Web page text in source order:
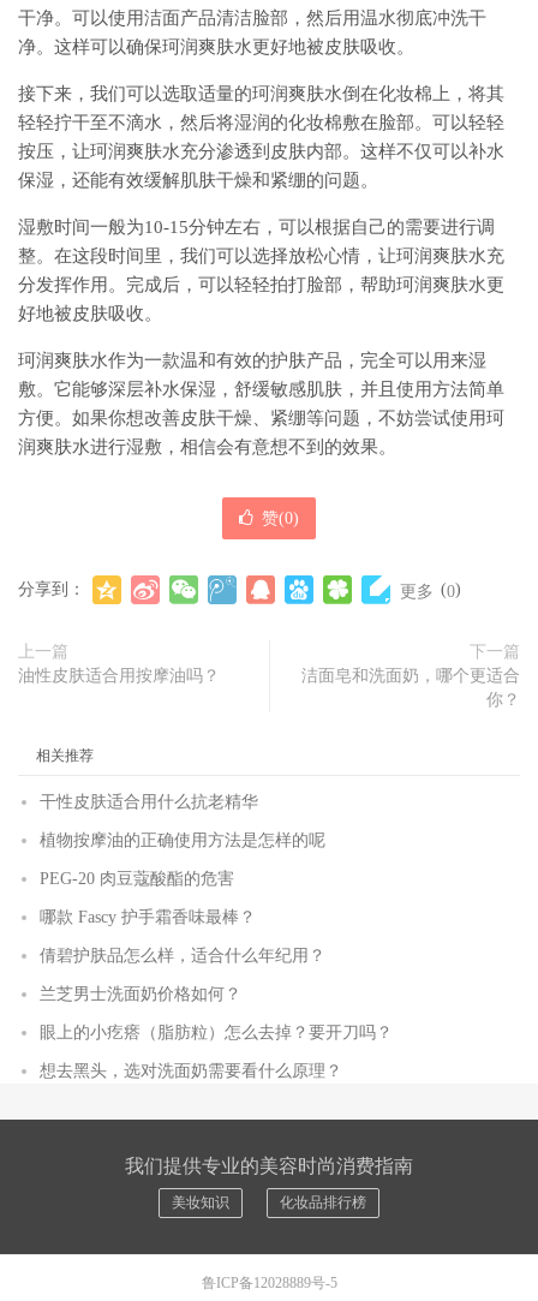
干净。可以使用洁面产品清洁脸部，然后用温水彻底冲洗干
净。这样可以确保珂润爽肤水更好地被皮肤吸收。
接下来，我们可以选取适量的珂润爽肤水倒在化妆棉上，将其
轻轻拧干至不滴水，然后将湿润的化妆棉敷在脸部。可以轻轻
按压，让珂润爽肤水充分渗透到皮肤内部。这样不仅可以补水
保湿，还能有效缓解肌肤干燥和紧绷的问题。
湿敷时间一般为10-15分钟左右，可以根据自己的需要进行调
整。在这段时间里，我们可以选择放松心情，让珂润爽肤水充
分发挥作用。完成后，可以轻轻拍打脸部，帮助珂润爽肤水更
好地被皮肤吸收。
珂润爽肤水作为一款温和有效的护肤产品，完全可以用来湿
敷。它能够深层补水保湿，舒缓敏感肌肤，并且使用方法简单
方便。如果你想改善皮肤干燥、紧绷等问题，不妨尝试使用珂
润爽肤水进行湿敷，相信会有意想不到的效果。
赞(0)
分享到： 更多 (0)
上一篇
油性皮肤适合用按摩油吗？
下一篇
洁面皂和洗面奶，哪个更适合
你？
相关推荐
干性皮肤适合用什么抗老精华
植物按摩油的正确使用方法是怎样的呢
PEG-20 肉豆蔻酸酯的危害
哪款 Fascy 护手霜香味最棒？
倩碧护肤品怎么样，适合什么年纪用？
兰芝男士洗面奶价格如何？
眼上的小疙瘩（脂肪粒）怎么去掉？要开刀吗？
想去黑头，选对洗面奶需要看什么原理？
我们提供专业的美容时尚消费指南
美妆知识 化妆品排行榜
鲁ICP备12028889号-5